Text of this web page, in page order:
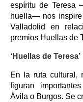
espíritu de Teresa
huella— nos
Valladolid en
premios Huellas de
‘Huellas de Teresa’
En la ruta cultural,
figuran
Ávila o Burgos. Se